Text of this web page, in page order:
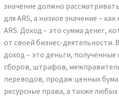
значение должно
для ARS, а низкое значение –
ARS. Доход – это сумма денег,
от своей бизнес-деятельности.
доход – это деньги,
сборов, штрафов,
переводов, продаж ценных
ресурсные права, а также